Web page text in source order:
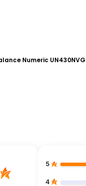
Numeric
5
4